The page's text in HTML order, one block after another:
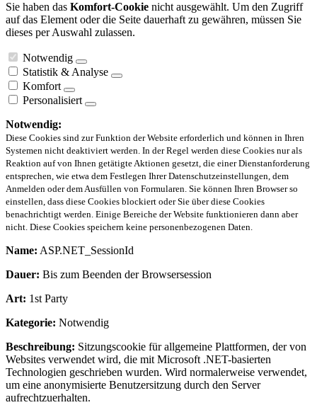
Sie haben das Komfort-Cookie nicht ausgewählt. Um den Zugriff
auf das Element oder die Seite dauerhaft zu gewähren, müssen Sie
dieses per Auswahl zulassen.
Notwendig
Statistik & Analyse
Komfort
Personalisiert
Notwendig:
Diese Cookies sind zur Funktion der Website erforderlich und können in Ihren
Systemen nicht deaktiviert werden. In der Regel werden diese Cookies nur als
Reaktion auf von Ihnen getätigte Aktionen gesetzt, die einer Dienstanforderung
entsprechen, wie etwa dem Festlegen Ihrer Datenschutzeinstellungen, dem
Anmelden oder dem Ausfüllen von Formularen. Sie können Ihren Browser so
einstellen, dass diese Cookies blockiert oder Sie über diese Cookies
benachrichtigt werden. Einige Bereiche der Website funktionieren dann aber
nicht. Diese Cookies speichern keine personenbezogenen Daten.
Name: ASP.NET_SessionId
Dauer: Bis zum Beenden der Browsersession
Art: 1st Party
Kategorie: Notwendig
Beschreibung: Sitzungscookie für allgemeine Plattformen, der von
Websites verwendet wird, die mit Microsoft .NET-basierten
Technologien geschrieben wurden. Wird normalerweise verwendet,
um eine anonymisierte Benutzersitzung durch den Server
aufrechtzuerhalten.